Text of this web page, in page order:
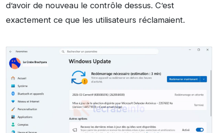
d’avoir de nouveau le contrôle dessus. C’est
exactement ce que les utilisateurs réclamaient.